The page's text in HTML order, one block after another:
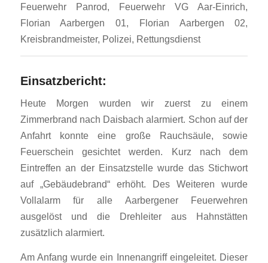
Feuerwehr Panrod, Feuerwehr VG Aar-Einrich,
Florian Aarbergen 01, Florian Aarbergen 02,
Kreisbrandmeister, Polizei, Rettungsdienst
Einsatzbericht:
Heute Morgen wurden wir zuerst zu einem
Zimmerbrand nach Daisbach alarmiert. Schon auf der
Anfahrt konnte eine große Rauchsäule, sowie
Feuerschein gesichtet werden. Kurz nach dem
Eintreffen an der Einsatzstelle wurde das Stichwort
auf „Gebäudebrand“ erhöht. Des Weiteren wurde
Vollalarm für alle Aarbergener Feuerwehren
ausgelöst und die Drehleiter aus Hahnstätten
zusätzlich alarmiert.
Am Anfang wurde ein Innenangriff eingeleitet. Dieser